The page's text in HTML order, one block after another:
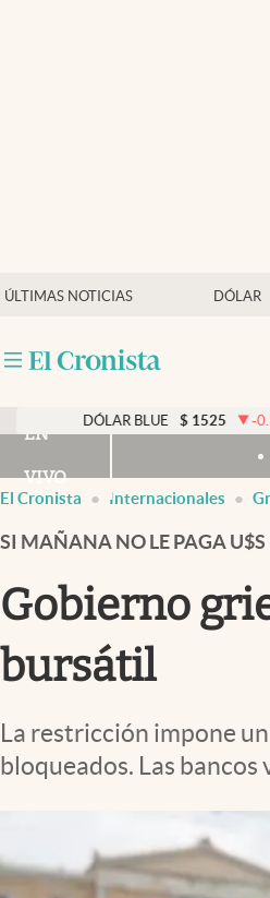
ÚLTIMAS NOTICIAS DÓLAR
Mercados Online
Otras secciones
Infotechnology
Clase
Clima
Mundial 2026
Eventos Corporativos
DÓLAR BLUE $ 1525 -0.33%
EN
VIVO
Dólar hoy
El Cronista Internacionales
SI MAÑANA NO LE PAGA U$S
Gobierno
bursátil
La restricción impone
bloqueados. Las